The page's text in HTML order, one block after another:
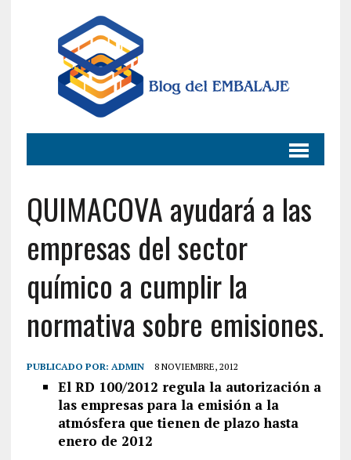
QUIMACOVA ayudará a las
empresas del sector
químico a cumplir la
normativa sobre emisiones.
PUBLICADO POR: ADMIN 8 NOVIEMBRE, 2012
El RD 100/2012 regula la autorización a
las empresas para la emisión a la
atmósfera que tienen de plazo hasta
enero de 2012